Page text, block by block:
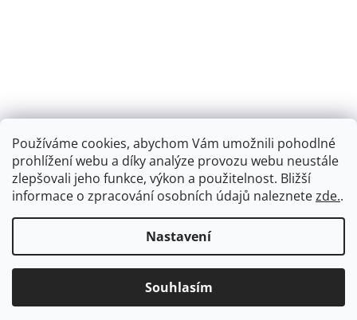
Používáme cookies, abychom Vám umožnili pohodlné
prohlížení webu a díky analýze provozu webu neustále
zlepšovali jeho funkce, výkon a použitelnost. Bližší
informace o zpracování osobních údajů naleznetezde..
Nastavení
Souhlasím